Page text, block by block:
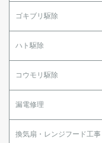
ゴキブリ駆除
ハト駆除
コウモリ駆除
漏電修理
換気扇・レンジフード工事